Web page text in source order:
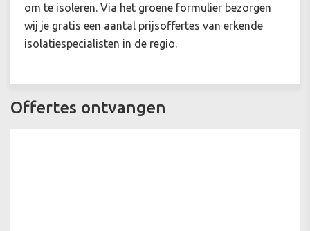
om te isoleren. Via het groene formulier bezorgen
wij je gratis een aantal prijsoffertes van erkende
isolatiespecialisten in de regio.
Offertes ontvangen